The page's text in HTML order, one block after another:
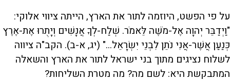
על פי הפשט, היוזמה לתור את הארץ, הייתה ציווי אלוקי:
"וַיְדַבֵּר יְהוָה אֶל-מֹשֶׁה לֵּאמֹר. שְׁלַח-לְךָ אֲנָשִׁים וְיָתֻרוּ אֶת-אֶרֶץ
כְּנַעַן אֲשֶׁר-אֲנִי נֹתֵן לִבְנֵי יִשְׂרָאֵל..." (יג, א-ב). הקב"ה ציווה
לשלוח נציגים מתוך בני ישראל לתור את הארץ והשאלה
המתבקשת היא: לשם מה? מה מטרת השליחות?